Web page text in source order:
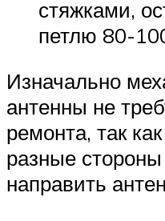
стяжками,
петлю 80-
Изначально
антенны не
ремонта, так
разные стороны
направить